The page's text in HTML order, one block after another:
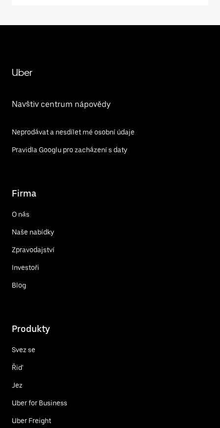
Uber
Navštiv centrum nápovědy
Neprodávat a nesdílet mé osobní údaje
Pravidla Googlu pro zacházení s daty
Firma
O nás
Naše nabídky
Zpravodajství
Investoři
Blog
Produkty
Svez se
Řiď
Jez
Uber for Business
Uber Freight